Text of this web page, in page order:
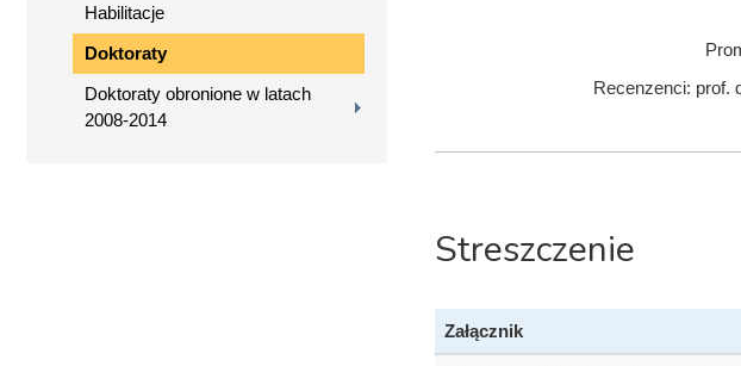
Habilitacje
Doktoraty
Doktoraty obronione w latach
2008-2014
Recenzenci: prof.
Streszczenie
Załącznik